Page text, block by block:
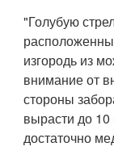
"Голубую
изгородь из
внимание от
стороны
вырасти до 10
достаточно